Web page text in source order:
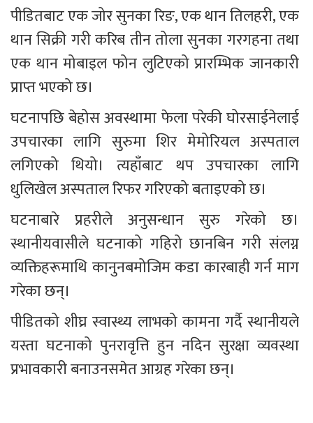
पीडितबाट एक जोर सुनका रिङ, एक थान तिलहरी, एक
थान सिक्री गरी करिब तीन तोला सुनका गरगहना तथा
एक थान मोबाइल फोन लुटिएको प्रारम्भिक जानकारी
प्राप्त भएको छ।
घटनापछि बेहोस अवस्थामा फेला परेकी घोरसाईनेलाई
उपचारका लागि सुरुमा शिर मेमोरियल अस्पताल
लगिएको थियो। त्यहाँबाट थप उपचारका लागि
धुलिखेल अस्पताल रिफर गरिएको बताइएको छ।
घटनाबारे प्रहरीले अनुसन्धान सुरु गरेको छ।
स्थानीयवासीले घटनाको गहिरो छानबिन गरी संलग्न
व्यक्तिहरूमाथि कानुनबमोजिम कडा कारबाही गर्न माग
गरेका छन्।
पीडितको शीघ्र स्वास्थ्य लाभको कामना गर्दै स्थानीयले
यस्ता घटनाको पुनरावृत्ति हुन नदिन सुरक्षा व्यवस्था
प्रभावकारी बनाउनसमेत आग्रह गरेका छन्।